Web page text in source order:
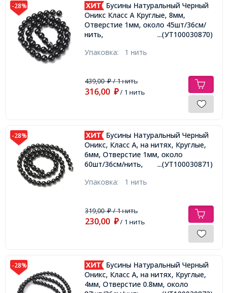
-28%
Бусины Натуральный Черный
Оникс Класс А Круглые, 8мм,
Отверстие 1мм, около 45шт/36см/
нить,
...(УТ100030870)
Упаковка: 1 нить
439,00₽/ 1 нить
316,00 ₽/ 1 нить
-28%
Бусины Натуральный Черный
Оникс, Класс А, на нитях, Круглые,
6мм, Отверстие 1мм, около
60шт/36см/нить,
...(УТ100030871)
Упаковка: 1 нить
319,00₽/ 1 нить
230,00 ₽/ 1 нить
-28%
Бусины Натуральный Черный
Оникс, Класс А, на нитях, Круглые,
4мм, Отверстие 0.8мм, около